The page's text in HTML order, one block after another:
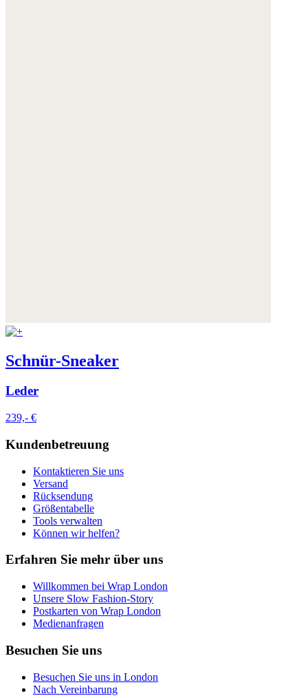
Schnür-Sneaker
Leder
239,- €
Kundenbetreuung
Kontaktieren Sie uns
Versand
Rücksendung
Größentabelle
Tools verwalten
Können wir helfen?
Erfahren Sie mehr über uns
Willkommen bei Wrap London
Unsere Slow Fashion-Story
Postkarten von Wrap London
Medienanfragen
Besuchen Sie uns
Besuchen Sie uns in London
Nach Vereinbarung